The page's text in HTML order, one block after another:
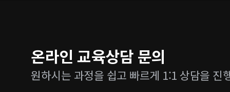
온라인 교육상담 문의
원하시는 과정을 쉽고 빠르게 1:1 상담을 진